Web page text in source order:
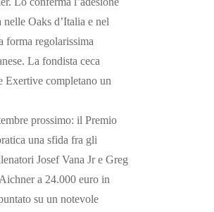
Oaks d’Italia e nel
forma regolarissima
La fondista ceca
Exertive completano un
prossimo: il Premio
una sfida fra gli
Josef Vana Jr e Greg
a 24.000 euro in
su un notevole